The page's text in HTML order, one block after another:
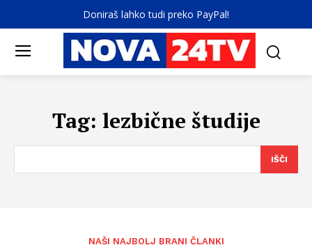
Doniraš lahko tudi preko PayPal!
Tag: lezbične študije
IŠČI
NAŠI NAJBOLJ BRANI ČLANKI